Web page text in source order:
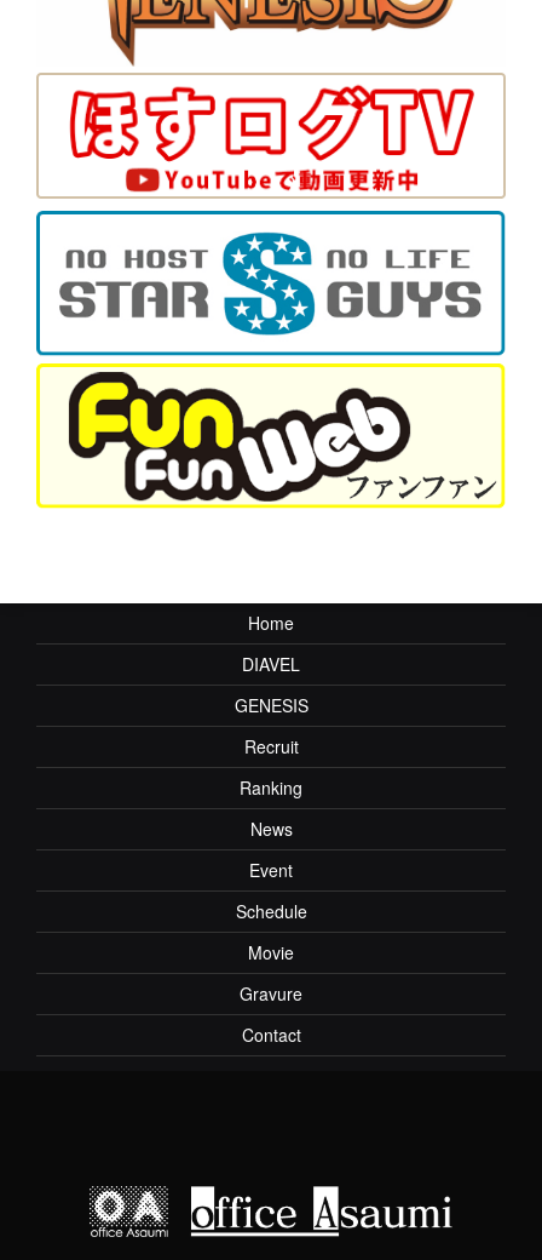
Home
DIAVEL
GENESIS
Recruit
Ranking
News
Event
Schedule
Movie
Gravure
Contact